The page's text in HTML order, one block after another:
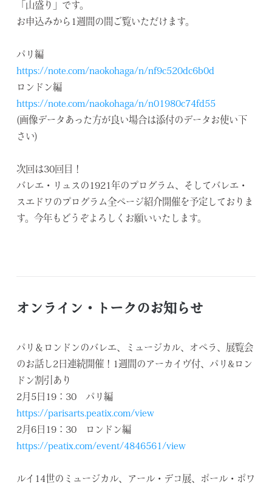
「山盛り」です。
お申込みから1週間の間ご覧いただけます。
パリ編
https://note.com/naokohaga/n/nf9c520dc6b0d
ロンドン編
https://note.com/naokohaga/n/n01980c74fd55
(画像データあった方が良い場合は添付のデータお使い下
さい)
次回は30回目！
バレエ・リュスの1921年のプログラム、そしてバレエ・
スエドワのプログラム全ページ紹介開催を予定しておりま
す。今年もどうぞよろしくお願いいたします。
オンライン・トークのお知らせ
パリ＆ロンドンのバレエ、ミュージカル、オペラ、展覧会
のお話し2日連続開催！1週間のアーカイヴ付、パリ&ロン
ドン割引あり
2月5日19：30 パリ編
https://parisarts.peatix.com/view
2月6日19：30 ロンドン編
https://peatix.com/event/4846561/view
ルイ14世のミュージカル、アール・デコ展、ポール・ポワ